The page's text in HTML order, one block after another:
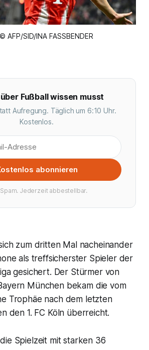
AFP/SID/INA FASSBENDER
Fußball wissen musst
Aufregung. Täglich um 6:10 Uhr.
Kostenlos.
abonnieren
Jederzeit abbestellbar.
zum dritten Mal nacheinander
als treffsicherster Spieler der
gesichert. Der Stürmer von
München bekam die vom
Trophäe nach dem letzten
den 1. FC Köln überreicht.
Spielzeit mit starken 36